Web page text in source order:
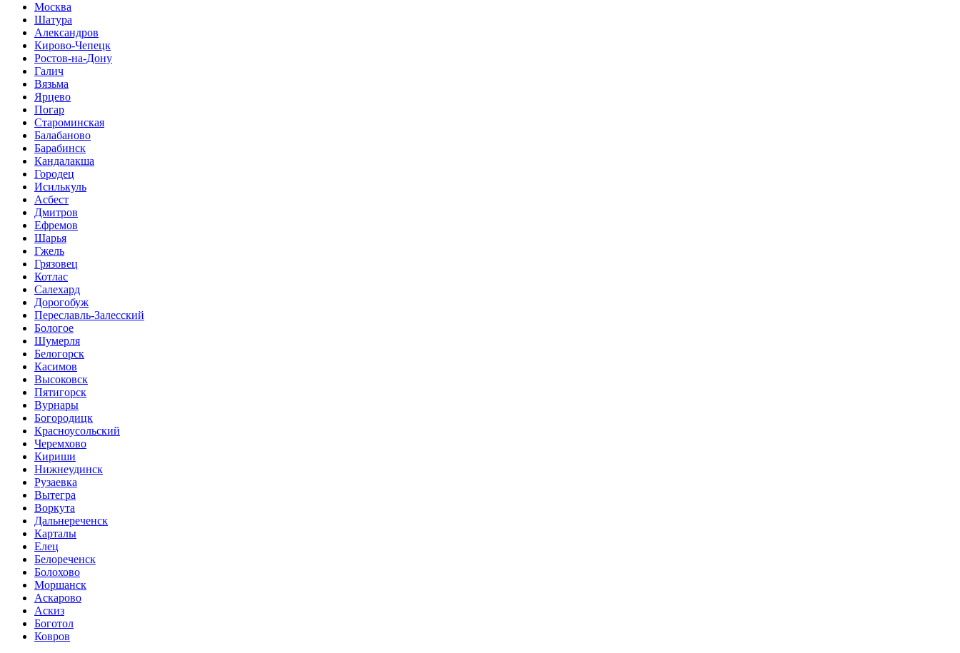
Москва
Шатура
Александров
Кирово-Чепецк
Ростов-на-Дону
Галич
Вязьма
Ярцево
Погар
Староминская
Балабаново
Барабинск
Кандалакша
Городец
Исилькуль
Асбест
Дмитров
Ефремов
Шарья
Гжель
Грязовец
Котлас
Салехард
Дорогобуж
Переславль-Залесский
Бологое
Шумерля
Белогорск
Касимов
Высоковск
Пятигорск
Вурнары
Богородицк
Красноусольский
Черемхово
Кириши
Нижнеудинск
Рузаевка
Вытегра
Воркута
Дальнереченск
Карталы
Елец
Белореченск
Болохово
Моршанск
Аскарово
Аскиз
Боготол
Ковров